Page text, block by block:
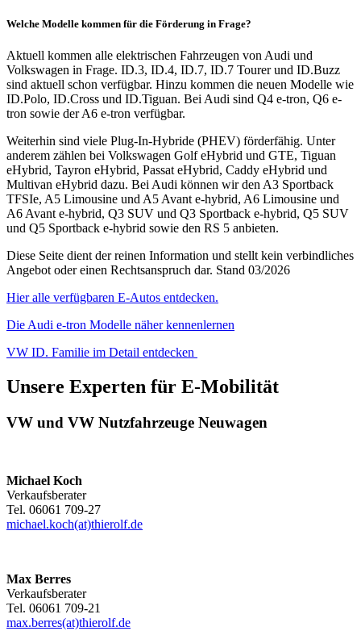
Welche Modelle kommen für die Förderung in Frage?
Aktuell kommen alle elektrischen Fahrzeugen von Audi und
Volkswagen in Frage. ID.3, ID.4, ID.7, ID.7 Tourer und ID.Buzz
sind aktuell schon verfügbar. Hinzu kommen die neuen Modelle wie
ID.Polo, ID.Cross und ID.Tiguan. Bei Audi sind Q4 e-tron, Q6 e-
tron sowie der A6 e-tron verfügbar.
Weiterhin sind viele Plug-In-Hybride (PHEV) förderfähig. Unter
anderem zählen bei Volkswagen Golf eHybrid und GTE, Tiguan
eHybrid, Tayron eHybrid, Passat eHybrid, Caddy eHybrid und
Multivan eHybrid dazu. Bei Audi können wir den A3 Sportback
TFSIe, A5 Limousine und A5 Avant e-hybrid, A6 Limousine und
A6 Avant e-hybrid, Q3 SUV und Q3 Sportback e-hybrid, Q5 SUV
und Q5 Sportback e-hybrid sowie den RS 5 anbieten.
Diese Seite dient der reinen Information und stellt kein verbindliches
Angebot oder einen Rechtsanspruch dar. Stand 03/2026
Hier alle verfügbaren E-Autos entdecken.
Die Audi e-tron Modelle näher kennenlernen
VW ID. Familie im Detail entdecken
Unsere Experten für E-Mobilität
VW und VW Nutzfahrzeuge Neuwagen
Michael Koch
Verkaufsberater
Tel. 06061 709-27
michael.koch(at)thierolf.de
Max Berres
Verkaufsberater
Tel. 06061 709-21
max.berres(at)thierolf.de